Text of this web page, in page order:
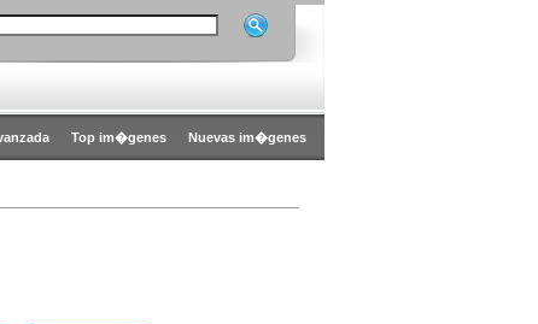
Top im�genes Nuevas im�genes